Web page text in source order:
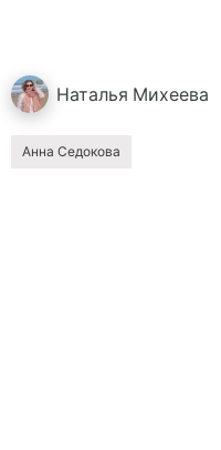
Наталья Михеева
Анна Седокова